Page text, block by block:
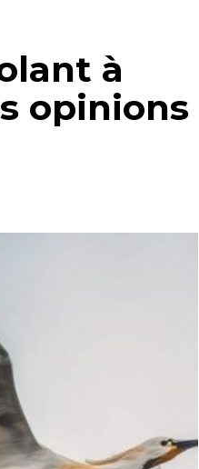
à
opinions